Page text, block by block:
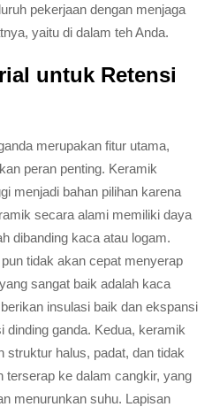
pekerjaan dengan menjaga
yaitu di dalam teh Anda.
untuk Retensi
merupakan fitur utama,
peran penting. Keramik
menjadi bahan pilihan karena
secara alami memiliki daya
dibanding kaca atau logam.
tidak akan cepat menyerap
sangat baik adalah kaca
insulasi baik dan ekspansi
dinding ganda. Kedua, keramik
struktur halus, padat, dan tidak
terserap ke dalam cangkir, yang
menurunkan suhu. Lapisan